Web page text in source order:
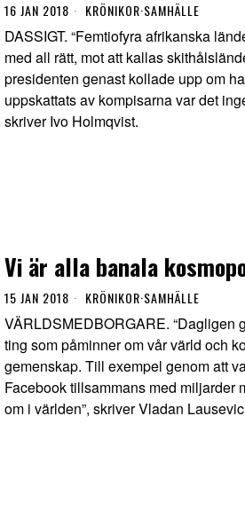
16 JAN 2018 KRÖNIKOR·SAMHÄLLE
DASSIGT. “Femtiofyra afrikanska
med all rätt, mot att kallas
presidenten genast kollade upp om
uppskattats av kompisarna var det
skriver Ivo Holmqvist.
Vi är alla banala
15 JAN 2018 KRÖNIKOR·SAMHÄLLE
VÄRLDSMEDBORGARE. “Dagligen
ting som påminner om vår värld och
gemenskap. Till exempel genom att
Facebook tillsammans med miljarder
om i världen”, skriver Vladan